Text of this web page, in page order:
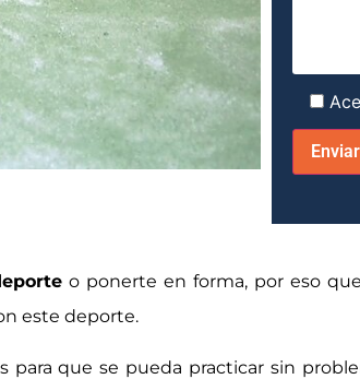
o ponerte en forma, por eso
este deporte.
que se pueda practicar sin